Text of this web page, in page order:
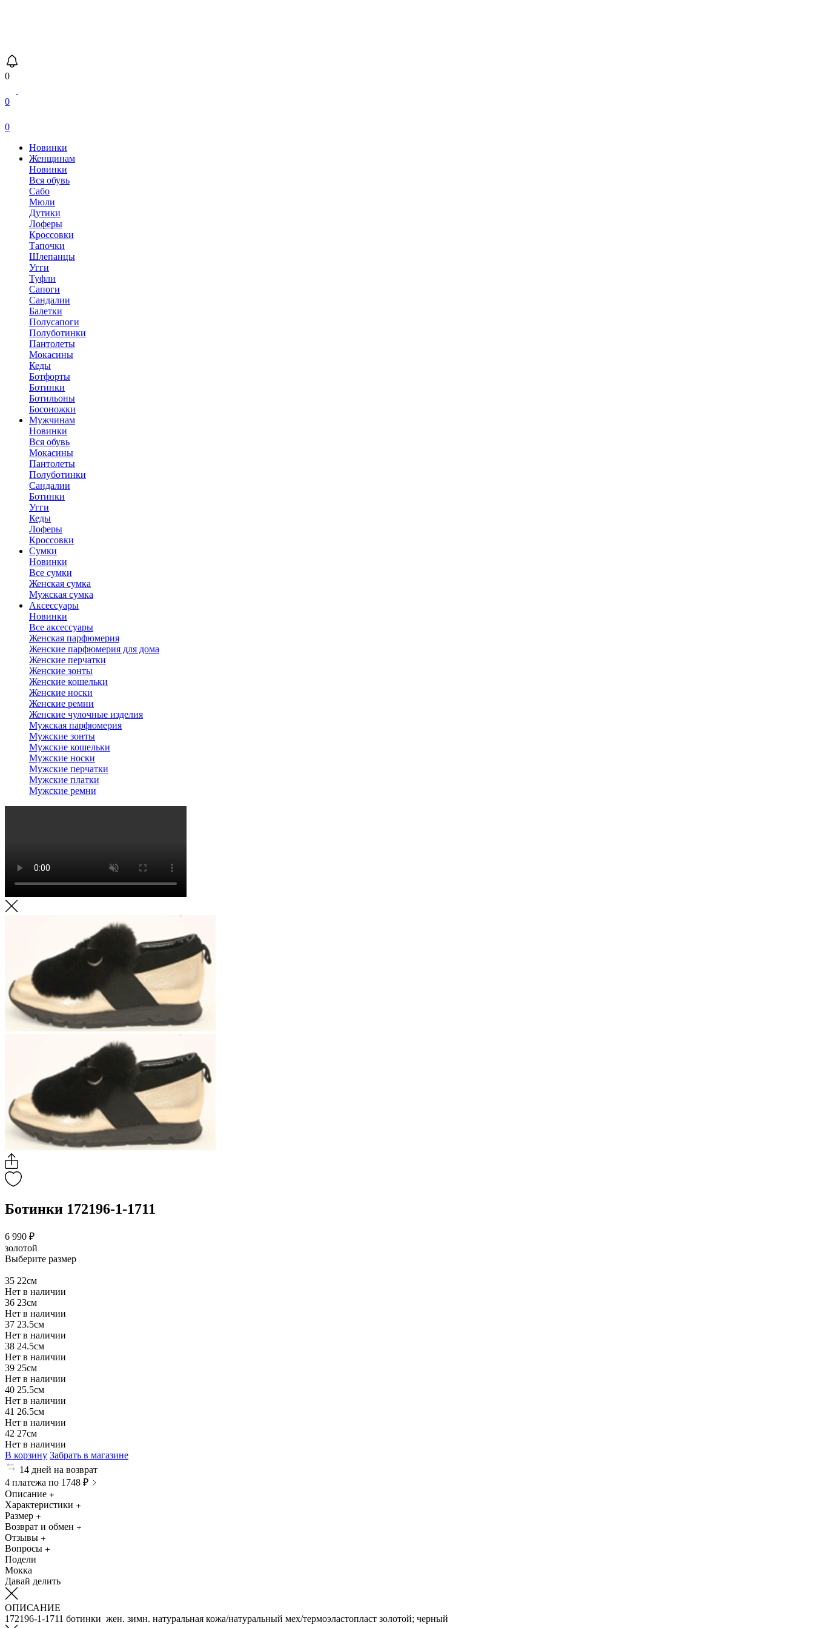
0
0
0
Новинки
Женщинам
Новинки
Вся обувь
Сабо
Мюли
Дутики
Лоферы
Кроссовки
Тапочки
Шлепанцы
Угги
Туфли
Сапоги
Сандалии
Балетки
Полусапоги
Полуботинки
Пантолеты
Мокасины
Кеды
Ботфорты
Ботинки
Ботильоны
Босоножки
Мужчинам
Новинки
Вся обувь
Мокасины
Пантолеты
Полуботинки
Сандалии
Ботинки
Угги
Кеды
Лоферы
Кроссовки
Сумки
Новинки
Все сумки
Женская сумка
Мужская сумка
Аксессуары
Новинки
Все аксессуары
Женская парфюмерия
Женские парфюмерия для дома
Женские перчатки
Женские зонты
Женские кошельки
Женские носки
Женские ремни
Женские чулочные изделия
Мужская парфюмерия
Мужские зонты
Мужские кошельки
Мужские носки
Мужские перчатки
Мужские платки
Мужские ремни
Ботинки 172196-1-1711
6 990 ₽
золотой
Выберите размер
35 22см
Нет в наличии
36 23см
Нет в наличии
37 23.5см
Нет в наличии
38 24.5см
Нет в наличии
39 25см
Нет в наличии
40 25.5см
Нет в наличии
41 26.5см
Нет в наличии
42 27см
Нет в наличии
В корзину Забрать в магазине
14 дней на возврат
4 платежа по 1748 ₽
Описание
Характеристики
Размер
Возврат и обмен
Отзывы
Вопросы
Подели
Мокка
Давай делить
ОПИСАНИЕ
172196-1-1711 ботинки жен. зимн. натуральная кожа/натуральный мех/термоэластопласт золотой; черный